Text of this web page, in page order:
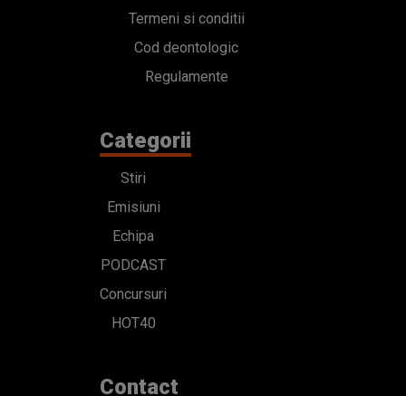
Termeni si conditii
Cod deontologic
Regulamente
Categorii
Stiri
Emisiuni
Echipa
PODCAST
Concursuri
HOT40
Contact